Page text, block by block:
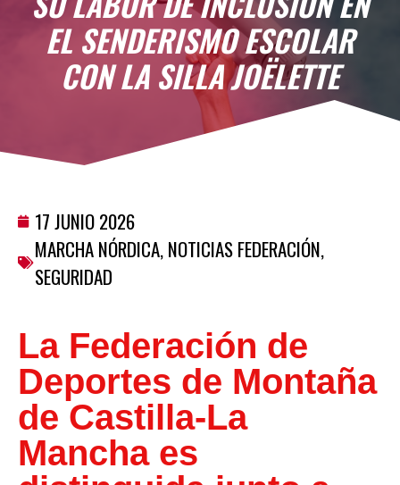
EL SENDERISMO ESCOLAR
CON LA SILLA JOËLETTE
17 JUNIO 2026
MARCHA NÓRDICA,NOTICIAS FEDERACIÓN,
SEGURIDAD
La Federación de
Deportes de Montaña
de Castilla-La
Mancha es